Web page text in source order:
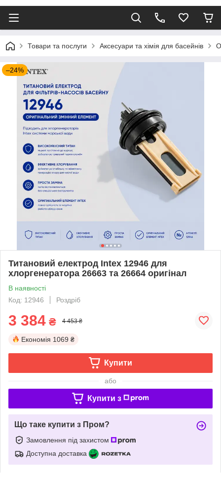
Товари та послуги Аксесуари та хімія для басейнів
–24%
Титановий електрод Intex 12946 для
хлоргенератора 26663 та 26664 оригінал
В наявності
Код: 12946
Роздріб
3 384 ₴ 4 453 ₴
Економія 1069 ₴
Купити
або
Купити з
Що таке купити з Пром?
Замовлення під захистом
Доступна доставка